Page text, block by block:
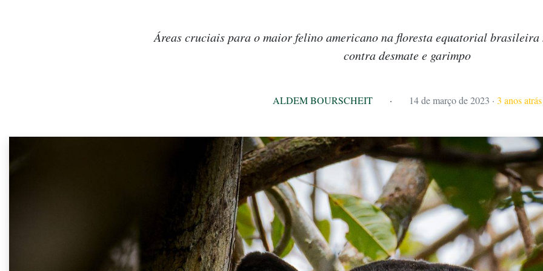
Áreas cruciais para o maior felino americano na floresta equatorial brasileira
contra desmate e garimpo
ALDEM BOURSCHEIT · 14 de março de 2023 · 3 anos atrás